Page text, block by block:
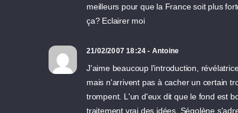
meilleurs pour que la France soit plus
ça? Eclairer moi
21/02/2007 18:24 - Antoine
J'aime beaucoup l'introduction,
mais n'arrivent pas à cacher un certain
trompent. L'un d'eux dit que le fond est
traitement vrai des idées. Ségolène